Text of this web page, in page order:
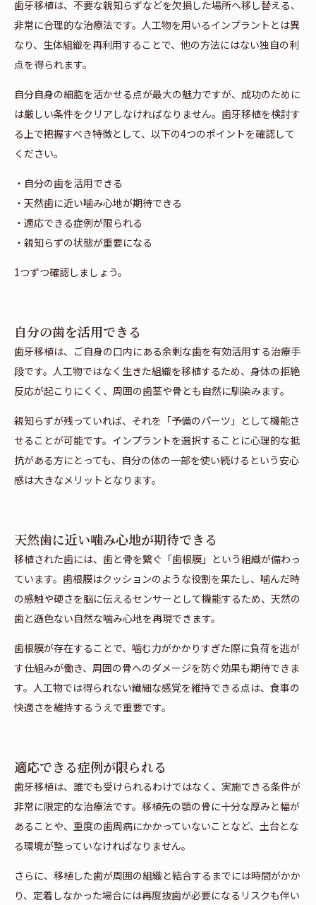
歯牙移植は、不要な親知らずなどを欠損した場所へ移し替える、
非常に合理的な治療法です。人工物を用いるインプラントとは異
なり、生体組織を再利用することで、他の方法にはない独自の利
点を得られます。
自分自身の細胞を活かせる点が最大の魅力ですが、成功のために
は厳しい条件をクリアしなければなりません。歯牙移植を検討す
る上で把握すべき特徴として、以下の4つのポイントを確認して
ください。
・自分の歯を活用できる
・天然歯に近い噛み心地が期待できる
・適応できる症例が限られる
・親知らずの状態が重要になる
1つずつ確認しましょう。
自分の歯を活用できる
歯牙移植は、ご自身の口内にある余剰な歯を有効活用する治療手
段です。人工物ではなく生きた組織を移植するため、身体の拒絶
反応が起こりにくく、周囲の歯茎や骨とも自然に馴染みます。
親知らずが残っていれば、それを「予備のパーツ」として機能さ
せることが可能です。インプラントを選択することに心理的な抵
抗がある方にとっても、自分の体の一部を使い続けるという安心
感は大きなメリットとなります。
天然歯に近い噛み心地が期待できる
移植された歯には、歯と骨を繋ぐ「歯根膜」という組織が備わっ
ています。歯根膜はクッションのような役割を果たし、噛んだ時
の感触や硬さを脳に伝えるセンサーとして機能するため、天然の
歯と遜色ない自然な噛み心地を再現できます。
歯根膜が存在することで、噛む力がかかりすぎた際に負荷を逃が
す仕組みが働き、周囲の骨へのダメージを防ぐ効果も期待できま
す。人工物では得られない繊細な感覚を維持できる点は、食事の
快適さを維持するうえで重要です。
適応できる症例が限られる
歯牙移植は、誰でも受けられるわけではなく、実施できる条件が
非常に限定的な治療法です。移植先の顎の骨に十分な厚みと幅が
あることや、重度の歯周病にかかっていないことなど、土台とな
る環境が整っていなければなりません。
さらに、移植した歯が周囲の組織と結合するまでには時間がかか
り、定着しなかった場合には再度抜歯が必要になるリスクも伴い